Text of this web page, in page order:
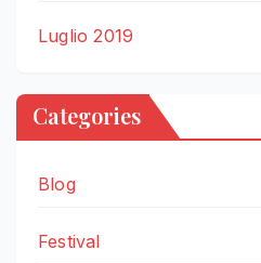
Luglio 2019
Categories
Blog
Festival